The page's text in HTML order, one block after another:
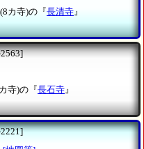
カ寺)の『長清寺 』
寺)の『長石寺』